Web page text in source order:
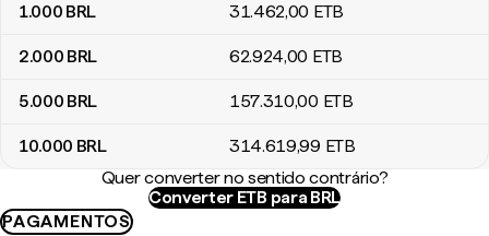
1.000 BRL 31.462,00 ETB
2.000 BRL 62.924,00 ETB
5.000 BRL 157.310,00 ETB
10.000 BRL 314.619,99 ETB
Quer converter no sentido contrário?
Converter ETB para BRL
PAGAMENTOS